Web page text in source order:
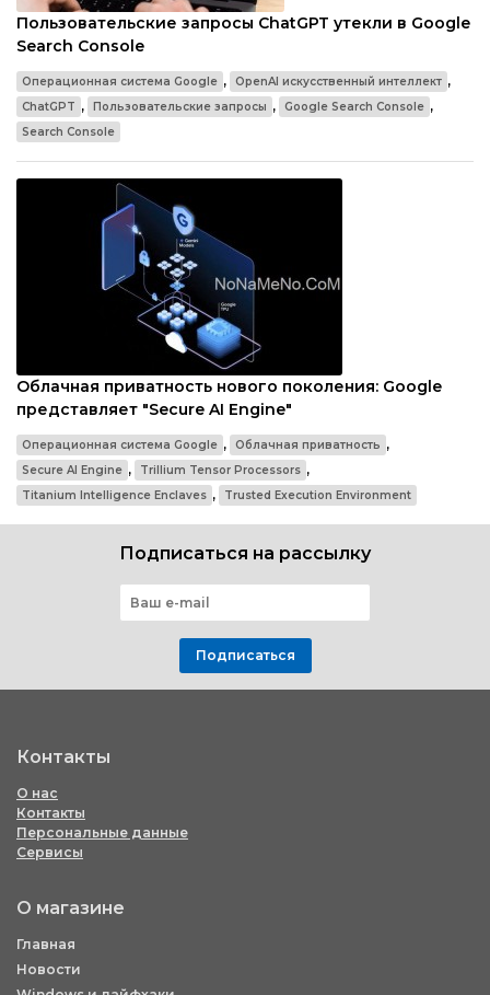
Пользовательские запросы ChatGPT утекли в Google
Search Console
Операционная система Google , OpenAI искусственный интеллект ,
ChatGPT , Пользовательские запросы , Google Search Console ,
Search Console
Облачная приватность нового поколения: Google
представляет "Secure AI Engine"
Операционная система Google , Облачная приватность ,
Secure AI Engine , Trillium Tensor Processors ,
Titanium Intelligence Enclaves , Trusted Execution Environment
Подписаться на рассылку
Подписаться
Контакты
О нас
Контакты
Персональные данные
Сервисы
О магазине
Главная
Новости